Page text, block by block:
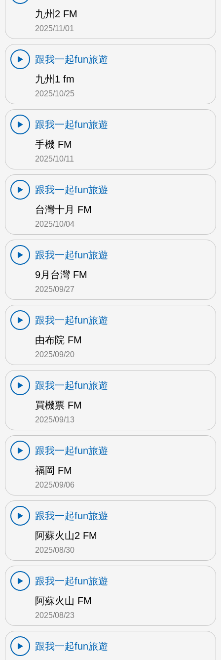
九州2 FM
2025/11/01
跟我一起fun旅遊
九州1 fm
2025/10/25
跟我一起fun旅遊
手機 FM
2025/10/11
跟我一起fun旅遊
台灣十月 FM
2025/10/04
跟我一起fun旅遊
9月台灣 FM
2025/09/27
跟我一起fun旅遊
由布院 FM
2025/09/20
跟我一起fun旅遊
買機票 FM
2025/09/13
跟我一起fun旅遊
福岡 FM
2025/09/06
跟我一起fun旅遊
阿蘇火山2 FM
2025/08/30
跟我一起fun旅遊
阿蘇火山 FM
2025/08/23
跟我一起fun旅遊